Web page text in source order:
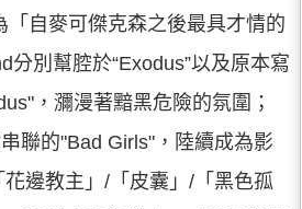
「自麥可傑克森之後最具才情的
分別幫腔於“Exodus”以及原本寫
，瀰漫著黯黑危險的氛圍；
聯的"Bad Girls"，陸續成為影
邊教主」/「皮囊」/「黑色孤